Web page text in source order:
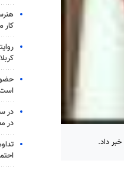
داد.
کار
در
در